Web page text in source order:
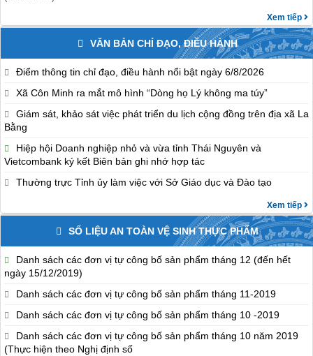
Xem tiếp
VĂN BẢN CHỈ ĐẠO, ĐIỀU HÀNH
Điểm thông tin chỉ đạo, điều hành nổi bật ngày 6/8/2026
Xã Côn Minh ra mắt mô hình “Dòng họ Lý không ma túy”
Giám sát, khảo sát việc phát triển du lịch cộng đồng trên địa xã La
Bằng
Hiệp hội Doanh nghiệp nhỏ và vừa tỉnh Thái Nguyên và
Vietcombank ký kết Biên bản ghi nhớ hợp tác
Thường trực Tỉnh ủy làm việc với Sở Giáo dục và Đào tạo
Xem tiếp
SỐ LIỆU AN TOÀN VỆ SINH THỰC PHẨM
Danh sách các đơn vị tự công bố sản phẩm tháng 12 (đến hết
ngày 15/12/2019)
Danh sách các đơn vị tự công bố sản phẩm tháng 11-2019
Danh sách các đơn vị tự công bố sản phẩm tháng 10 -2019
Danh sách các đơn vị tự công bố sản phẩm tháng 10 năm 2019
(Thực hiện theo Nghị định số